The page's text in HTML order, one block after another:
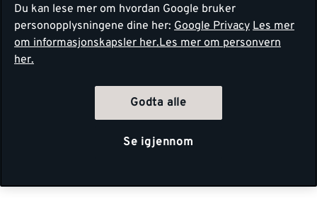
Du kan lese mer om hvordan Google bruker
personopplysningene dine her: Google Privacy Les mer
om informasjonskapsler her.Les mer om personvern
her.
Godta alle
Se igjennom